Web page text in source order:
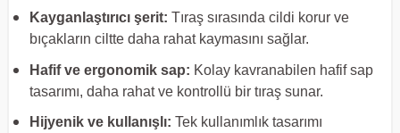
Kayganlaştırıcı şerit: Tıraş sırasında cildi korur ve
bıçakların ciltte daha rahat kaymasını sağlar.
Hafif ve ergonomik sap: Kolay kavranabilen hafif sap
tasarımı, daha rahat ve kontrollü bir tıraş sunar.
Hijyenik ve kullanışlı: Tek kullanımlık tasarımı